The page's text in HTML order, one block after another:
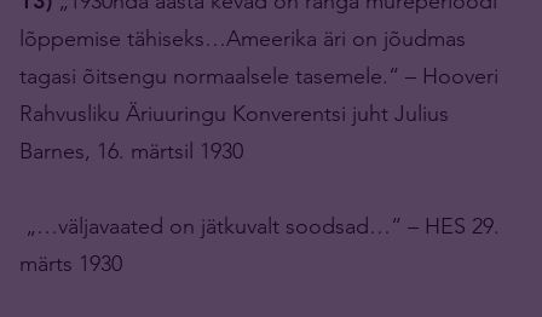
lõppemise tähiseks…Ameerika äri on jõudmas
tagasi õitsengu normaalsele tasemele.“ – Hooveri
Rahvusliku Äriuuringu Konverentsi juht Julius
Barnes, 16. märtsil 1930
„…väljavaated on jätkuvalt soodsad…“ – HES 29.
märts 1930